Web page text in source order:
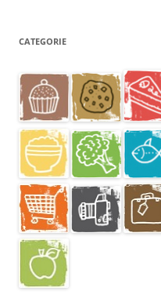
CATEGORIE